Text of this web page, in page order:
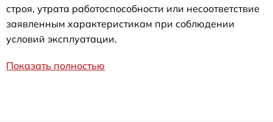
строя, утрата работоспособности или несоответствие
заявленным характеристикам при соблюдении
условий эксплуатации.
Показать полностью